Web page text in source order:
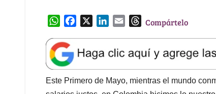
W
a
t
s
A
e
b
o
k
e
d
l
T
e
a
d
Compártelo
Este Primero de Mayo, mientras el mundo